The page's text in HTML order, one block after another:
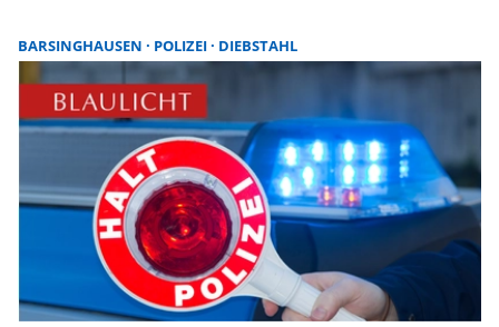
Betreiber den Sommer in der Innenstadt feiern – und
gleichzeitig die eigene Küche vorstellen.
BARSINGHAUSEN POLIZEI DIEBSTAHL